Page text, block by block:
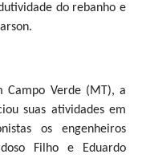
do rebanho e
Campo Verde (MT), a
suas atividades em
os engenheiros
Filho e Eduardo